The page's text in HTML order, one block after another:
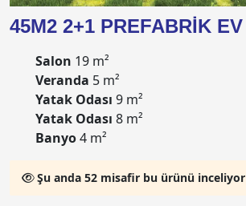
45M2 2+1 PREFABRİK EV
Salon 19 m²
Veranda 5 m²
Yatak Odası 9 m²
Yatak Odası 8 m²
Banyo4 m²
Şu anda 52 misafir bu ürünü inceliyor